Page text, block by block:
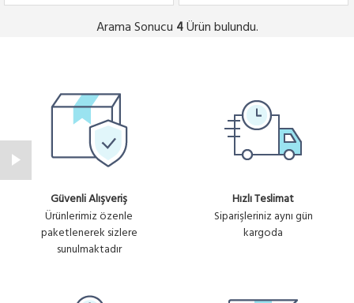
Arama Sonucu 4Ürün bulundu.
Güvenli Alışveriş
Ürünlerimiz özenle
paketlenerek sizlere
sunulmaktadır
Hızlı Teslimat
Siparişleriniz aynı gün
kargoda